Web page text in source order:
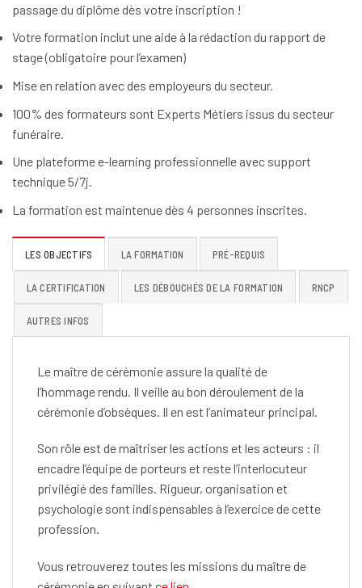
passage du diplôme dès votre inscription !
Votre formation inclut une aide à la rédaction du rapport de
stage (obligatoire pour l’examen)
Mise en relation avec des employeurs du secteur.
100% des formateurs sont Experts Métiers issus du secteur
funéraire.
Une plateforme e-learning professionnelle avec support
technique 5/7j.
La formation est maintenue dès 4 personnes inscrites.
LES OBJECTIFS LA FORMATION PRÉ-REQUIS
LA CERTIFICATION LES DÉBOUCHÉS DE LA FORMATION RNCP
AUTRES INFOS
Le maître de cérémonie assure la qualité de
l’hommage rendu. Il veille au bon déroulement de la
cérémonie d’obsèques. Il en est l’animateur principal.
Son rôle est de maîtriser les actions et les acteurs : il
encadre l’équipe de porteurs et reste l’interlocuteur
privilégié des familles. Rigueur, organisation et
psychologie sont indispensables à l’exercice de cette
profession.
Vous retrouverez toutes les missions du maître de